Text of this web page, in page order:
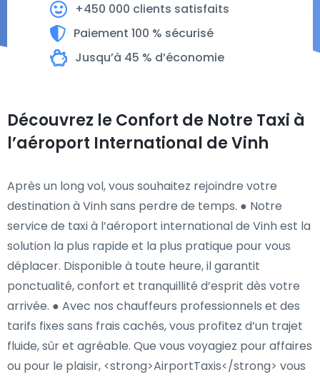
+450 000 clients satisfaits
Paiement 100 % sécurisé
Jusqu’à 45 % d’économie
Découvrez le Confort de Notre Taxi à
l’aéroport International de Vinh
Après un long vol, vous souhaitez rejoindre votre
destination à Vinh sans perdre de temps. ● Notre
service de taxi à l’aéroport international de Vinh est la
solution la plus rapide et la plus pratique pour vous
déplacer. Disponible à toute heure, il garantit
ponctualité, confort et tranquillité d’esprit dès votre
arrivée. ● Avec nos chauffeurs professionnels et des
tarifs fixes sans frais cachés, vous profitez d’un trajet
fluide, sûr et agréable. Que vous voyagiez pour affaires
ou pour le plaisir, <strong>AirportTaxis</strong> vous